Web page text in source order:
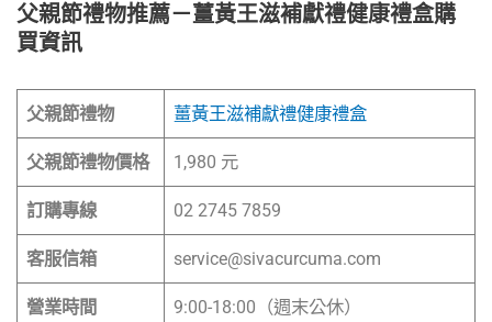
父親節禮物推薦－薑黃王滋補獻禮健康禮盒購
買資訊
父親節禮物 薑黃王滋補獻禮健康禮盒
父親節禮物價格 1,980 元
訂購專線 02 2745 7859
客服信箱 service@sivacurcuma.com
營業時間 9:00-18:00（週末公休）